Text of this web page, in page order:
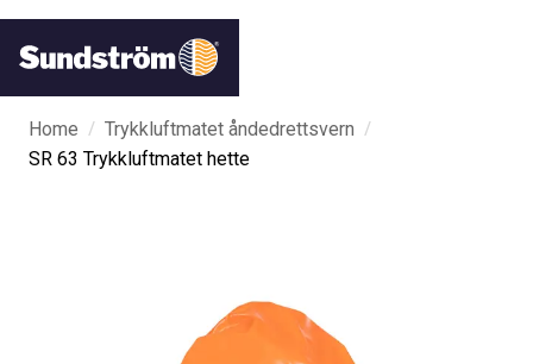
Home / Trykkluftmatet åndedrettsvern /
SR 63 Trykkluftmatet hette